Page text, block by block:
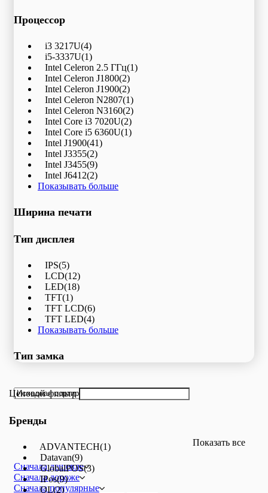
Процессор
i3 3217U(4)
i5-3337U(1)
Intel Celeron 2.5 ГГц(1)
Intel Celeron J1800(2)
Intel Celeron J1900(2)
Intel Celeron N2807(1)
Intel Celeron N3160(2)
Intel Core i3 7020U(2)
Intel Core i5 6360U(1)
Intel J1900(41)
Intel J3355(2)
Intel J3455(9)
Intel J6412(2)
Показывать больше
Ширина печати
Тип дисплея
IPS(5)
LCD(12)
LED(18)
TFT(1)
TFT LCD(6)
TFT LED(4)
Показывать больше
Тип замка
Ценовой фильтр
Бренды
ADVANTECH(1)
Datavan(9)
GlobalPOS(3)
IPos(9)
OL(2)
Показать все
Сначала дешевле
Сначала дороже
Сначала популярные